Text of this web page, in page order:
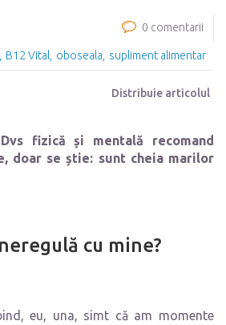
0 comentarii
B12 Vital oboseala supliment alimentar
Distribuie articolul
fizică și mentală recomand
doar se știe: sunt cheia marilor
cu mine?
eu, una, simt că am momente